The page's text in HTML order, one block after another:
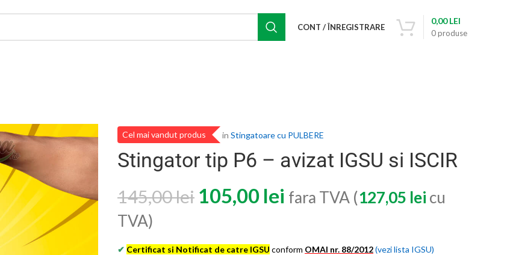
CONT / ÎNREGISTRARE
0produse
0,00LEI
Cel mai vandut produs in Stingatoare cu PULBERE
Stingator tip P6 – avizat IGSU si ISCIR
145,00lei 105,00 lei fara TVA (127,05 lei cu
TVA)
✔ Certificat si Notificat de catre IGSU conform OMAI nr. 88/2012(vezi lista IGSU)